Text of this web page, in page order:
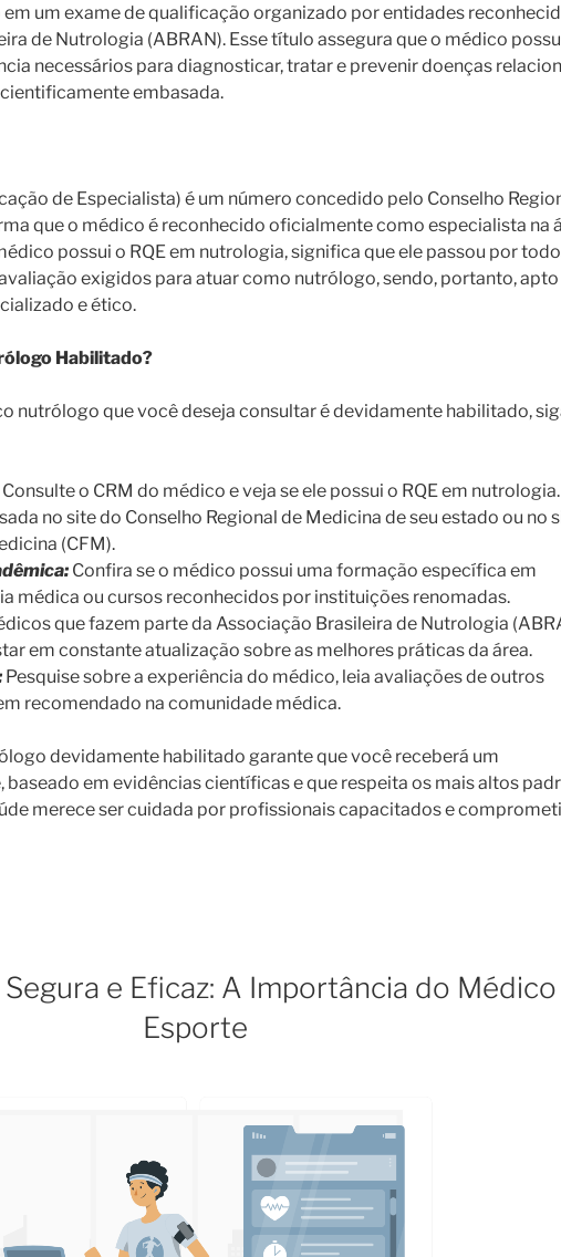
um exame de qualificação organizado por entidades
de Nutrologia (ABRAN). Esse título assegura que o médico
necessários para diagnosticar, tratar e prevenir doenças
embasada.
de Especialista) é um número concedido pelo Conselho
que o médico é reconhecido oficialmente como especialista na
possui o RQE em nutrologia, significa que ele passou por
exigidos para atuar como nutrólogo, sendo, portanto, apto
e ético.
Habilitado?
nutrólogo que você deseja consultar é devidamente habilitado,
Consulte o CRM do médico e veja se ele possui o RQE em nutrologia.
no site do Conselho Regional de Medicina de seu estado ou no
(CFM).
Confira se o médico possui uma formação específica em
médica ou cursos reconhecidos por instituições renomadas.
que fazem parte da Associação Brasileira de Nutrologia
em constante atualização sobre as melhores práticas da área.
Pesquise sobre a experiência do médico, leia avaliações de outros
recomendado na comunidade médica.
devidamente habilitado garante que você receberá um
em evidências científicas e que respeita os mais altos
merece ser cuidada por profissionais capacitados e
e Eficaz: A Importância do
Esporte